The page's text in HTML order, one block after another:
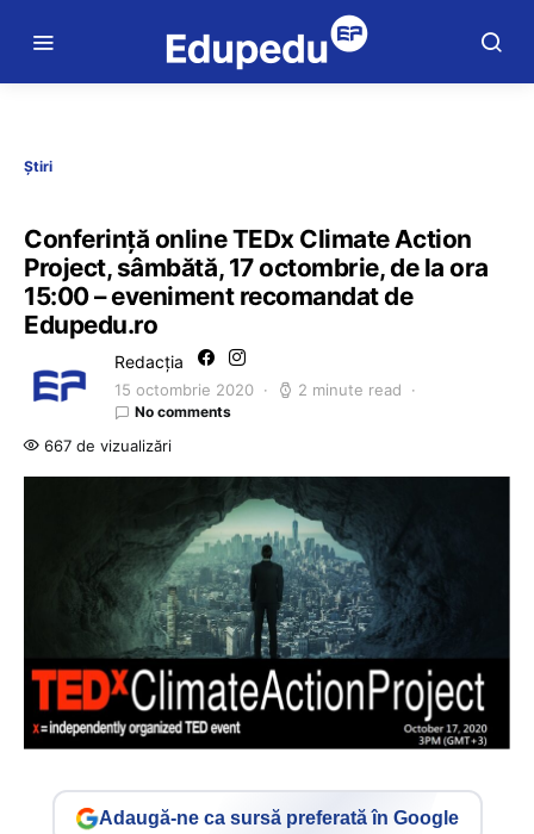
Știri
Conferință online TEDx Climate Action
Project, sâmbătă, 17 octombrie, de la ora
15:00 – eveniment recomandat de
Edupedu.ro
Redacția
15 octombrie 2020 2 minute read
No comments
667 de vizualizări
Adaugă-ne ca sursă preferată în Google